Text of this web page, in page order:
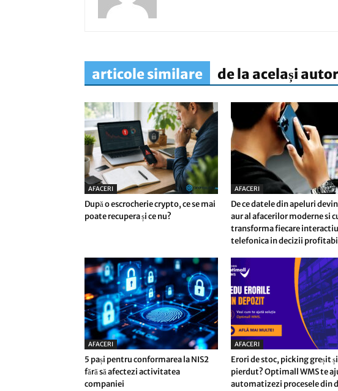
articole similare de la același autor
AFACERI
După o escrocherie crypto, ce se mai
poate recupera și ce nu?
AFACERI
De ce datele din apeluri
aur al afacerilor moderne si
transforma fiecare
telefonica in decizii
AFACERI
5 pași pentru conformarea la NIS2
fără să afectezi activitatea
companiei
AFACERI
Erori de stoc, picking greșit
pierdut? Optimall WMS te
automatizezi procesele din